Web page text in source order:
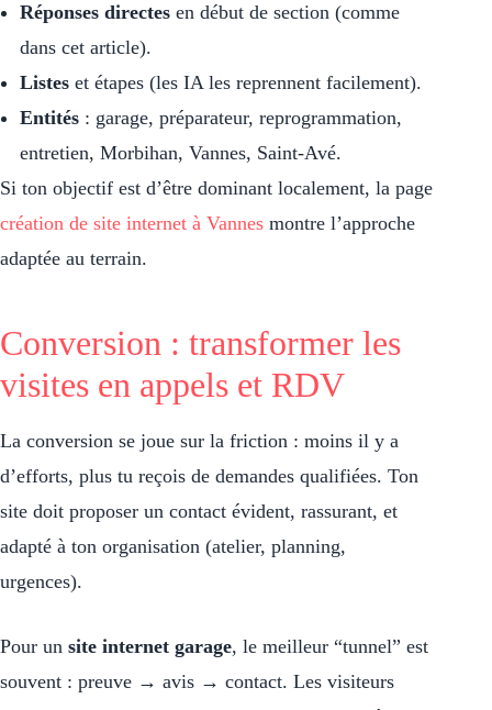
Réponses directes en début de section (comme
dans cet article).
Listes et étapes (les IA les reprennent facilement).
Entités : garage, préparateur, reprogrammation,
entretien, Morbihan, Vannes, Saint-Avé.
Si ton objectif est d’être dominant localement, la page
création de site internet à Vannes montre l’approche
adaptée au terrain.
Conversion : transformer les
visites en appels et RDV
La conversion se joue sur la friction : moins il y a
d’efforts, plus tu reçois de demandes qualifiées. Ton
site doit proposer un contact évident, rassurant, et
adapté à ton organisation (atelier, planning,
urgences).
Pour un site internet garage, le meilleur “tunnel” est
souvent : preuve → avis → contact. Les visiteurs